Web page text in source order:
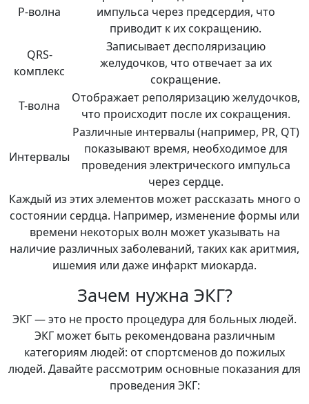
P-волна
импульса через предсердия, что
приводит к их сокращению.
QRS-
комплекс
Записывает десполяризацию
желудочков, что отвечает за их
сокращение.
T-волна
Отображает реполяризацию желудочков,
что происходит после их сокращения.
Интервалы
Различные интервалы (например, PR, QT)
показывают время, необходимое для
проведения электрического импульса
через сердце.
Каждый из этих элементов может рассказать много о
состоянии сердца. Например, изменение формы или
времени некоторых волн может указывать на
наличие различных заболеваний, таких как аритмия,
ишемия или даже инфаркт миокарда.
Зачем нужна ЭКГ?
ЭКГ — это не просто процедура для больных людей.
ЭКГ может быть рекомендована различным
категориям людей: от спортсменов до пожилых
людей. Давайте рассмотрим основные показания для
проведения ЭКГ: